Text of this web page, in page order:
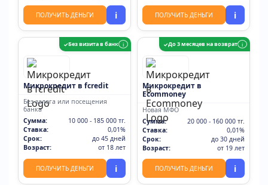
ПОЛУЧИТЬ ДЕНЬГИ i ПОЛУЧИТЬ ДЕНЬГИ i
✓Без визита в банк i
Микрокредит в fcredit
Без залога или посещения
банка
Сумма:
10 000 - 185 000 тг.
Ставка:
0,01%
Срок:
до 45 дней
Возраст:
от 18 лет
ПОЛУЧИТЬ ДЕНЬГИ i
✓До 3 месяцев на возврат i
Микрокредит в
Ecommoney
Новая МФО
Сумма:
20 000 - 160 000 тг.
Ставка:
0,01%
Срок:
до 30 дней
Возраст:
от 19 лет
ПОЛУЧИТЬ ДЕНЬГИ i